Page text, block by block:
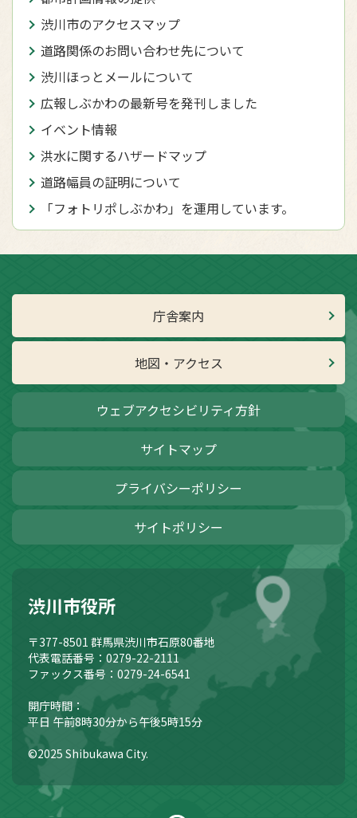
渋川市のアクセスマップ
道路関係のお問い合わせ先について
渋川ほっとメールについて
広報しぶかわの最新号を発刊しました
イベント情報
洪水に関するハザードマップ
道路幅員の証明について
「フォトリポしぶかわ」を運用しています。
庁舎案内
地図・アクセス
ウェブアクセシビリティ方針
サイトマップ
プライバシーポリシー
サイトポリシー
渋川市役所
〒377-8501 群馬県渋川市石原80番地
代表電話番号：0279-22-2111
ファックス番号：0279-24-6541
開庁時間：
平日 午前8時30分から午後5時15分
©2025 Shibukawa City.